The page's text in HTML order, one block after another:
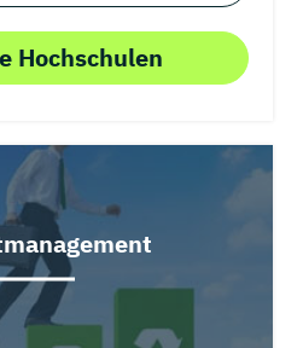
Hochschulen